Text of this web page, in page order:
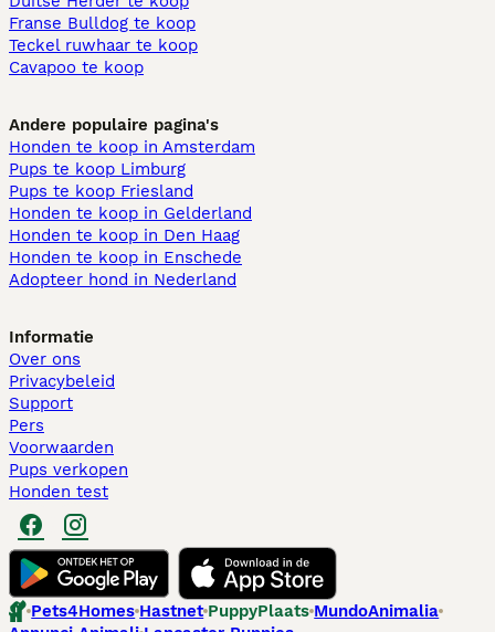
Franse Bulldog te koop
Teckel ruwhaar te koop
Cavapoo te koop
Andere populaire pagina's
Honden te koop in Amsterdam
Pups te koop Limburg​
Pups te koop Friesland​
Honden te koop in Gelderland
Honden te koop in Den Haag
Honden te koop in Enschede
Adopteer hond in Nederland
Informatie
Over ons
Privacybeleid
Support
Pers
Voorwaarden
Pups verkopen
Honden test
Pets4Homes Hastnet PuppyPlaats MundoAnimalia